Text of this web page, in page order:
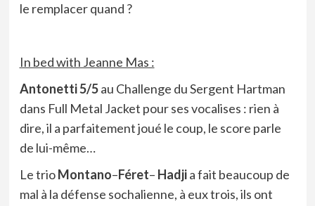
le remplacer quand ?
In bed with Jeanne Mas :
Antonetti 5/5au Challenge du Sergent Hartman
dans Full Metal Jacket pour ses vocalises : rien à
dire, il a parfaitement joué le coup, le score parle
de lui-même…
Le trioMontano–Féret– Hadjia fait beaucoup de
mal à la défense sochalienne, à eux trois, ils ont